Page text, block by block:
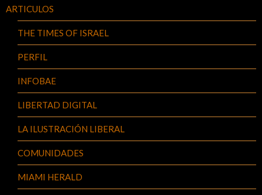
ARTICULOS
THE TIMES OF ISRAEL
PERFIL
INFOBAE
LIBERTAD DIGITAL
LA ILUSTRACIÓN LIBERAL
COMUNIDADES
MIAMI HERALD